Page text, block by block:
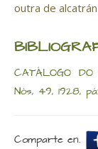
outra de
CATÁLOGO
Nós, 49, 1928,
Comparte en.